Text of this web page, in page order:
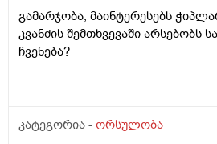
გამარჯობა, მაინტერესებს
კვანძის შემთხვევაში არსებობს
ჩვენება?
კატეგორია - ორსულობა